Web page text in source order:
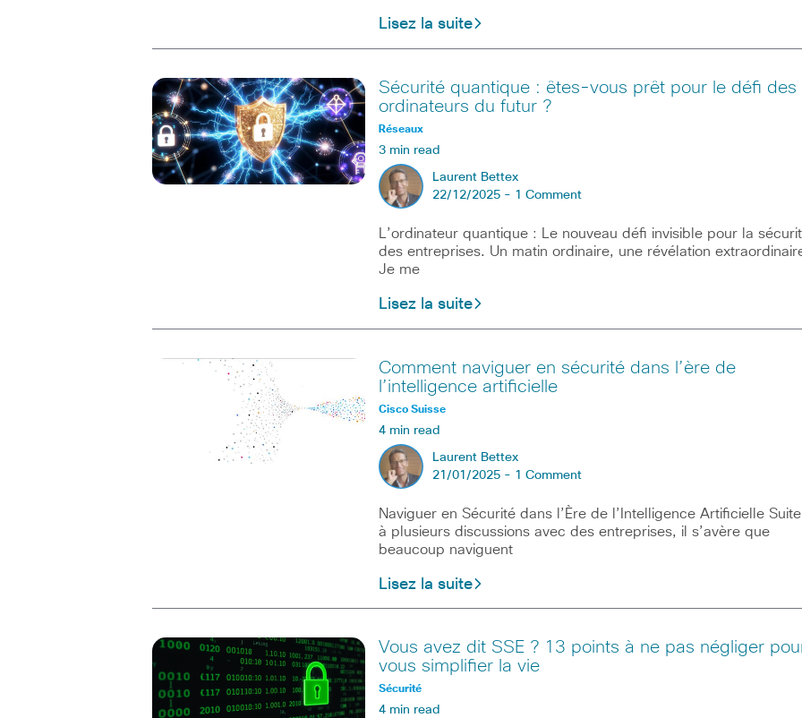
Lisez la suite
Sécurité quantique : êtes-vous prêt pour le défi des
ordinateurs du futur ?
Réseaux
3 min read
Laurent Bettex
22/12/2025 - 1 Comment
L’ordinateur quantique : Le nouveau défi invisible pour la
des entreprises. Un matin ordinaire, une révélation
Je me
Lisez la suite
Comment naviguer en sécurité dans l’ère de
l’intelligence artificielle
Cisco Suisse
4 min read
Laurent Bettex
21/01/2025 - 1 Comment
Naviguer en Sécurité dans l’Ère de l’Intelligence Artificielle Suite
à plusieurs discussions avec des entreprises, il s’avère que
beaucoup naviguent
Lisez la suite
Vous avez dit SSE ? 13 points à ne pas négliger
vous simplifier la vie
Sécurité
4 min read